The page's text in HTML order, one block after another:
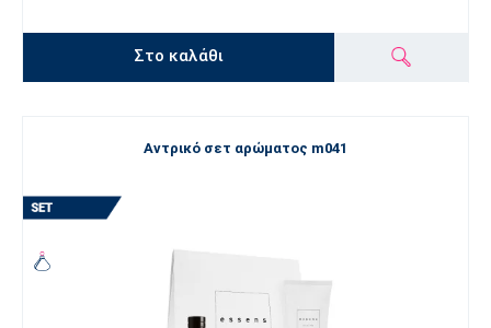
Στο καλάθι
Αντρικό σετ αρώματος m041